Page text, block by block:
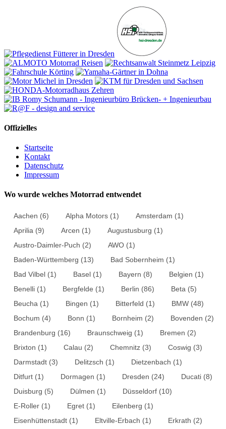
Offizielles
Startseite
Kontakt
Datenschutz
Impressum
Wo wurde welches Motorrad entwendet
Aachen (6) Alpha Motors (1) Amsterdam (1)
Aprilia (9) Arcen (1) Augustusburg (1)
Austro-Daimler-Puch (2) AWO (1)
Baden-Württemberg (13) Bad Sobernheim (1)
Bad Vilbel (1) Basel (1) Bayern (8) Belgien (1)
Benelli (1) Bergfelde (1) Berlin (86) Beta (5)
Beucha (1) Bingen (1) Bitterfeld (1) BMW (48)
Bochum (4) Bonn (1) Bornheim (2) Bovenden (2)
Brandenburg (16) Braunschweig (1) Bremen (2)
Brixton (1) Calau (2) Chemnitz (3) Coswig (3)
Darmstadt (3) Delitzsch (1) Dietzenbach (1)
Ditfurt (1) Dormagen (1) Dresden (24) Ducati (8)
Duisburg (5) Dülmen (1) Düsseldorf (10)
E-Roller (1) Egret (1) Eilenberg (1)
Eisenhüttenstadt (1) Eltville-Erbach (1) Erkrath (2)